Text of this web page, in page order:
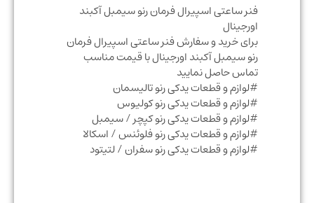
فنر ساعتی اسپیرال فرمان رنو سیمبل آکبند
اورجینال
برای خرید و سفارش فنر ساعتی اسپیرال فرمان
رنو سیمبل آکبند اورجینال با قیمت مناسب
تماس حاصل نمایید
#لوازم و قطعات یدکی رنو تالیسمان
#لوازم و قطعات یدکی رنو کولیوس
#لوازم و قطعات یدکی رنو کپچر / سیمبل
#لوازم و قطعات یدکی رنو فلوئنس / اسکالا
#لوازم و قطعات یدکی رنو سفران / لتیتود